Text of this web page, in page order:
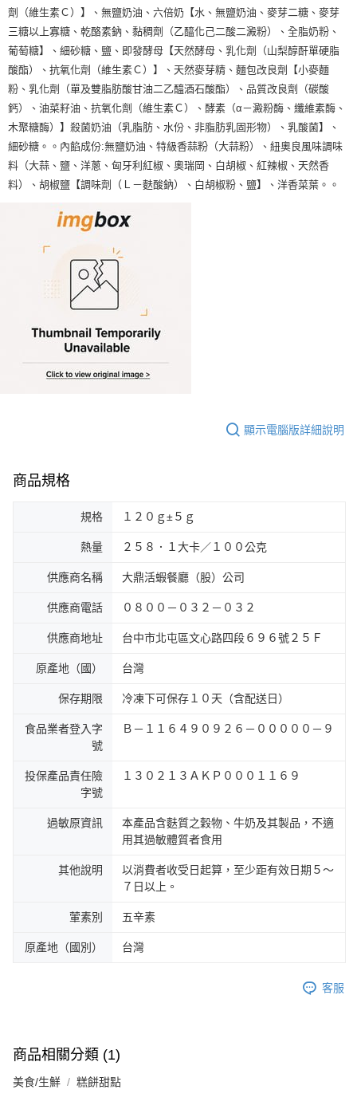
劑（維生素Ｃ）】、無鹽奶油、六倍奶【水、無鹽奶油、麥芽二糖、麥芽
三糖以上寡糖、乾酪素鈉、黏稠劑（乙醯化己二酸二澱粉）、全脂奶粉、
葡萄糖】、細砂糖、鹽、即發酵母【天然酵母、乳化劑（山梨醇酐單硬脂
酸酯）、抗氧化劑（維生素Ｃ）】、天然麥芽精、麵包改良劑【小麥麵
粉、乳化劑（單及雙脂肪酸甘油二乙醯酒石酸酯）、品質改良劑（碳酸
鈣）、油菜籽油、抗氧化劑（維生素Ｃ）、酵素（α－澱粉酶、纖維素酶、
木聚糖酶）】殺菌奶油（乳脂肪、水份、非脂肪乳固形物）、乳酸菌】、
細砂糖。。內餡成份:無鹽奶油、特級香蒜粉（大蒜粉）、紐奧良風味調味
料（大蒜、鹽、洋蔥、匈牙利紅椒、奧瑞岡、白胡椒、紅辣椒、天然香
料）、胡椒鹽【調味劑（Ｌ－麩酸鈉）、白胡椒粉、鹽】、洋香菜葉。。
顯示電腦版詳細說明
商品規格
規格 １２０ｇ±５ｇ
熱量 ２５８．１大卡／１００公克
供應商名稱 大鼎活蝦餐廳（股）公司
供應商電話 ０８００－０３２－０３２
供應商地址 台中市北屯區文心路四段６９６號２５Ｆ
原產地（國） 台灣
保存期限 冷凍下可保存１０天（含配送日）
食品業者登入字
號
Ｂ－１１６４９０９２６－０００００－９
投保產品責任險
字號
１３０２１３ＡＫＰ０００１１６９
過敏原資訊
本產品含麩質之穀物、牛奶及其製品，不適
用其過敏體質者食用
其他說明
以消費者收受日起算，至少距有效日期５～
７日以上。
葷素別 五辛素
原產地（國別） 台灣
客服
商品相關分類 (1)
美食/生鮮 糕餅甜點